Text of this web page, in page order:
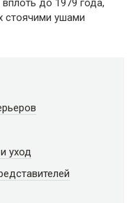
до 1979 года,
стоячими ушами
уход